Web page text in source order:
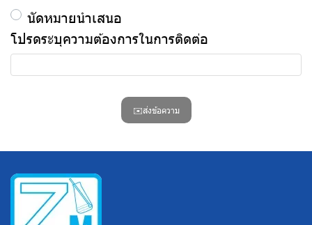
นัดหมายนำเสนอ
โปรดระบุความต้องการในการติดต่อ
✉️ส่งข้อความ